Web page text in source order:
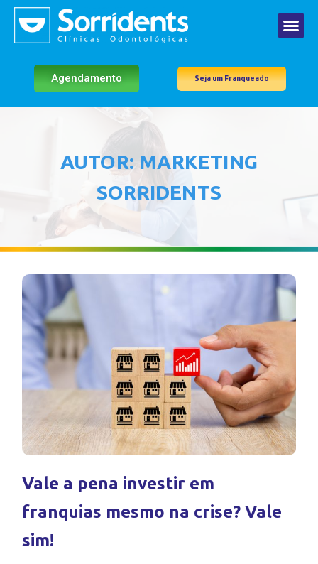
Agendamento Seja um Franqueado
AUTOR: MARKETING
SORRIDENTS
Vale a pena investir em
franquias mesmo na crise? Vale
sim!